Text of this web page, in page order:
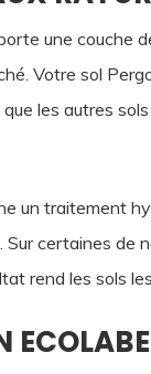
une couche
Votre sol
les autres
un traitement
Sur certaines de
rend les sols